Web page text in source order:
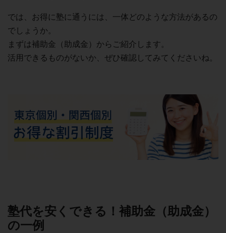
では、お得に塾に通うには、一体どのような方法があるの
でしょうか。
まずは補助金（助成金）からご紹介します。
活用できるものがないか、ぜひ確認してみてくださいね。
塾代を安くできる！補助金（助成金）
の一例